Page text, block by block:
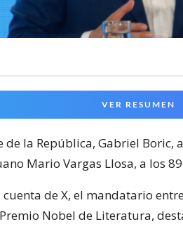
VER RESUMEN
de la República, Gabriel
Mario Vargas Llosa, a los
de X, el mandatario
Nobel de Literatura,